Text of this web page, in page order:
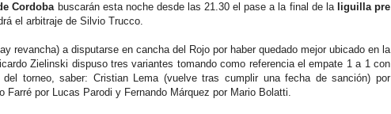
Cordobabuscarán esta noche desde las 21.30 el pase a la final de la liguilla pre
el arbitraje de Silvio Trucco.
revancha) a disputarse en cancha del Rojo por haber quedado mejor ubicado en la
Zielinski dispuso tres variantes tomando como referencia el empate 1 a 1 con
torneo, saber: Cristian Lema (vuelve tras cumplir una fecha de sanción) por
Farré por Lucas Parodi y Fernando Márquez por Mario Bolatti.